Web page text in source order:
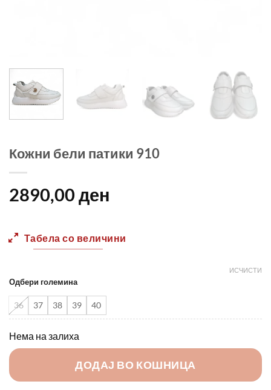
Кожни бели патики 910
2890,00 ден
Табела со величини
Одбери големина
36 37 38 39 40
ИСЧИСТИ
Нема на залиха
ДОДАЈ ВО КОШНИЦА